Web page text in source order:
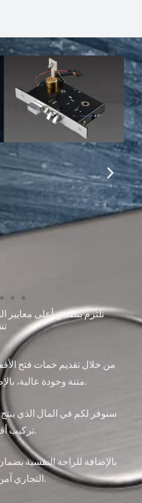
نلتزم بتطبيق أعلى معايير
من خلال تقديم خمات فتح
متنة وجودة عالية، بالإضافة إلى تركيب أقفال الأمان.
سنوفر لكم في المال الذي
بالإضافة للراحة النفسية
التجاري آمن ضد عمليات الخلغ والإختراق.